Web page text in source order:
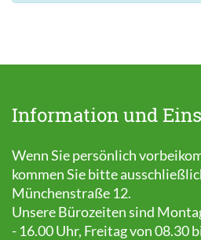
Information und
Wenn Sie persönlich
kommen Sie bitte
Münchenstraße 12.
Unsere Bürozeiten sind
- 16.00 Uhr, Freitag von 08.30